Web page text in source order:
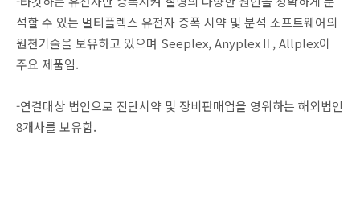
석할 수 있는 멀티플렉스 유전자 증폭 시약 및 분석 소프트웨어의
원천기술을 보유하고 있으며 Seeplex, AnyplexⅡ, Allplex이
주요 제품임.
-연결대상 법인으로 진단시약 및 장비판매업을 영위하는 해외법인
8개사를 보유함.